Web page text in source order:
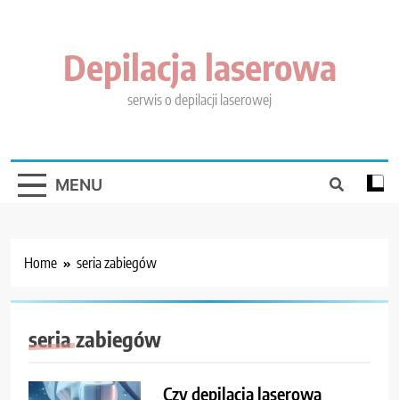
Depilacja laserowa
serwis o depilacji laserowej
MENU
Home seria zabiegów
seria zabiegów
Czy depilacja laserowa